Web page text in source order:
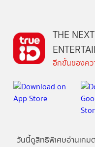
THE
อีกขั้นของคว
วันนี้ดูสิทธิพิเศษอ่านเกม